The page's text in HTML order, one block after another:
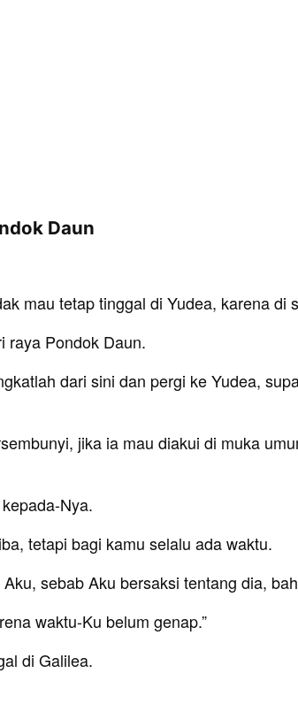
Daun
mau tetap tinggal di Yudea, karena
raya Pondok Daun.
dari sini dan pergi ke Yudea,
jika ia mau diakui di muka
Nya.
tetapi bagi kamu selalu ada waktu.
sebab Aku bersaksi tentang dia,
waktu-Ku belum genap.”
di Galilea.